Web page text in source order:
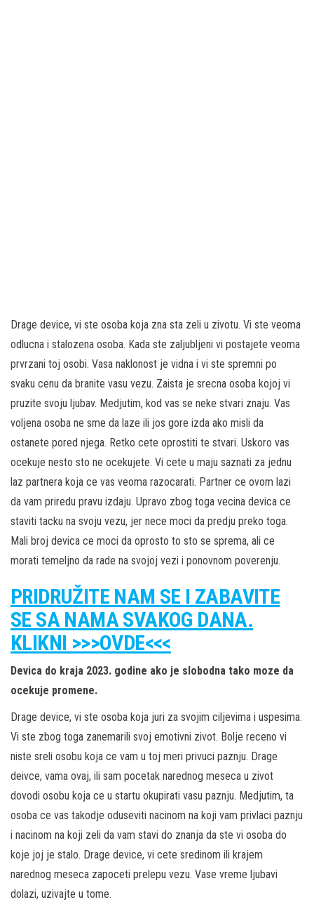
Drage device, vi ste osoba koja zna sta zeli u zivotu. Vi ste veoma
odlucna i stalozena osoba. Kada ste zaljubljeni vi postajete veoma
prvrzani toj osobi. Vasa naklonost je vidna i vi ste spremni po
svaku cenu da branite vasu vezu. Zaista je srecna osoba kojoj vi
pruzite svoju ljubav. Medjutim, kod vas se neke stvari znaju. Vas
voljena osoba ne sme da laze ili jos gore izda ako misli da
ostanete pored njega. Retko cete oprostiti te stvari. Uskoro vas
ocekuje nesto sto ne ocekujete. Vi cete u maju saznati za jednu
laz partnera koja ce vas veoma razocarati. Partner ce ovom lazi
da vam priredu pravu izdaju. Upravo zbog toga vecina devica ce
staviti tacku na svoju vezu, jer nece moci da predju preko toga.
Mali broj devica ce moci da oprosto to sto se sprema, ali ce
morati temeljno da rade na svojoj vezi i ponovnom poverenju.
PRIDRUŽITE NAM SE I ZABAVITE
SE SA NAMA SVAKOG DANA.
KLIKNI >>>OVDE<<<
Devica do kraja 2023. godine ako je slobodna tako moze da
ocekuje promene.
Drage device, vi ste osoba koja juri za svojim ciljevima i uspesima.
Vi ste zbog toga zanemarili svoj emotivni zivot. Bolje receno vi
niste sreli osobu koja ce vam u toj meri privuci paznju. Drage
deivce, vama ovaj, ili sam pocetak narednog meseca u zivot
dovodi osobu koja ce u startu okupirati vasu paznju. Medjutim, ta
osoba ce vas takodje oduseviti nacinom na koji vam privlaci paznju
i nacinom na koji zeli da vam stavi do znanja da ste vi osoba do
koje joj je stalo. Drage device, vi cete sredinom ili krajem
narednog meseca zapoceti prelepu vezu. Vase vreme ljubavi
dolazi, uzivajte u tome.